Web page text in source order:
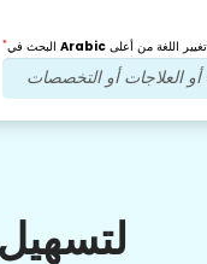
* Arabic
بعد